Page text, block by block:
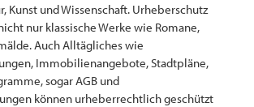
Kunst und Wissenschaft. Urheberschutz
nur klassische Werke wie Romane,
Auch Alltägliches wie
Immobilienangebote, Stadtpläne,
sogar AGB und
können urheberrechtlich geschützt